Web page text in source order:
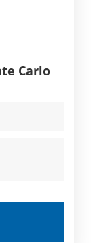
Carlo